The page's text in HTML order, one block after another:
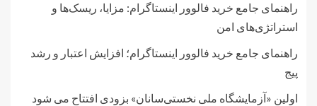
راهنمای جامع خرید فالوور اینستاگرام: مزایا، ریسک‌ها و
استراتژی‌های امن
راهنمای جامع خرید فالوور اینستاگرام؛ افزایش اعتبار و رشد
پیج
اولین «آزمایشگاه ملی نخستی‌سانان» بزودی افتتاح می شود